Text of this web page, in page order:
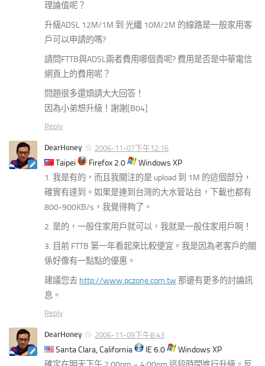
理論值呢？
升級ADSL 12M/1M 到 光纖 10M/2M 的線路是一般家用客
戶可以申請的嗎?
請問FTTB與ADSL兩者費用哪個貴呢? 費用是否是中華電信
網頁上的費用呢？
問題很多還煩請大大回答！
因為小弟想升級！謝謝[B04]
Reply
DearHoney 2006-11-07下午12:16
Taipei Firefox 2.0
Windows XP
1. 我是有的，而且我關注的是 upload 到 1M 的這個部分，
確實有達到。如果是連到台灣的大水管站台，下載也都有
800-900KB/s，我覺得夠了。
2. 是的，一般住家用戶就可以，我就是一般住家用戶啊！
3. 目前 FTTB 第一年看起來比較便宜。我是因為老客戶的關
係好像有一點點的優惠。
建議您去 http://www.pczone.com.tw 那邊有更多的討論訊
息。
Reply
DearHoney 2006-11-09下午8:43
Santa Clara, California IE 6.0
Windows XP